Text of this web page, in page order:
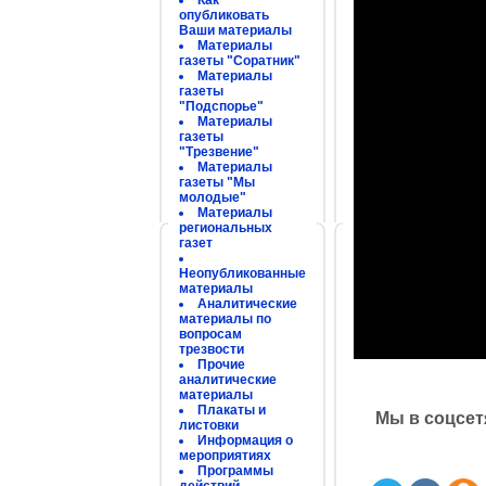
опубликовать
Ваши материалы
Материалы
газеты "Соратник"
Материалы
газеты
"Подспорье"
Материалы
газеты
"Трезвение"
Материалы
газеты "Мы
молодые"
Материалы
региональных
газет
Неопубликованные
материалы
Аналитические
материалы по
вопросам
трезвости
Прочие
аналитические
материалы
Плакаты и
листовки
Информация о
мероприятиях
Программы
Мы в